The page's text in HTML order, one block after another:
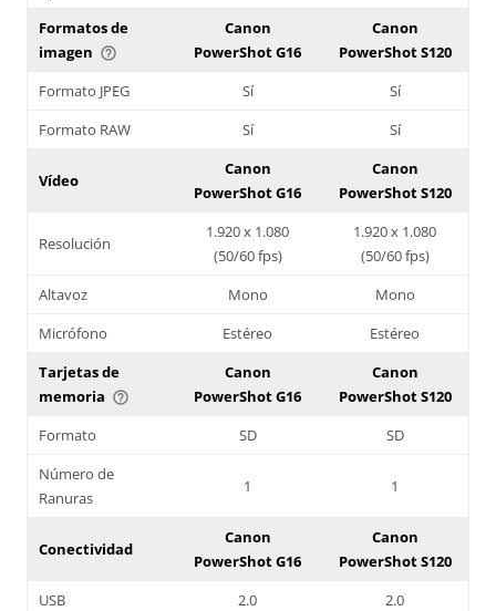
Formatos de
imagen help_outline
Canon
PowerShot G16
Canon
PowerShot S120
Formato JPEG
Sí
Sí
Formato RAW
Sí Sí
Vídeo
Canon
PowerShot G16
Canon
PowerShot S120
Resolución
1.920 x 1.080
(50/60 fps)
1.920 x 1.080
(50/60 fps)
Altavoz
Mono
Mono
Micrófono
Estéreo
Estéreo
Tarjetas de
memoria help_outline
Canon
PowerShot G16
Canon
PowerShot S120
Formato
SD
SD
Número de
Ranuras
1 1
Conectividad
Canon
PowerShot G16
Canon
PowerShot S120
USB
2.0
2.0